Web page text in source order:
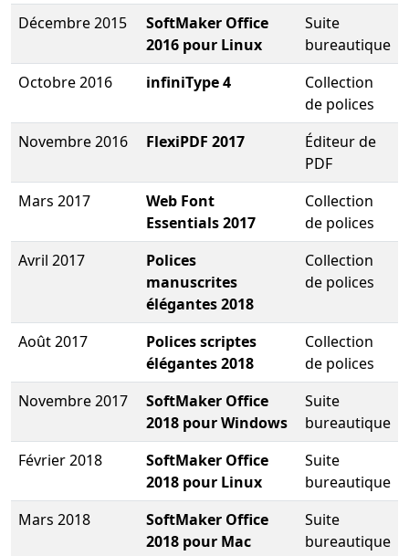
Décembre 2015
SoftMaker Office
2016 pour Linux
Suite
bureautique
Octobre 2016
infiniType 4
Collection
de polices
Novembre 2016
FlexiPDF 2017
Éditeur de
PDF
Mars 2017
Web Font
Essentials 2017
Collection
de polices
Avril 2017
Polices
manuscrites
élégantes 2018
Collection
de polices
Août 2017
Polices scriptes
élégantes 2018
Collection
de polices
Novembre 2017
SoftMaker Office
2018 pour Windows
Suite
bureautique
Février 2018
SoftMaker Office
2018 pour Linux
Suite
bureautique
Mars 2018
SoftMaker Office
2018 pour Mac
Suite
bureautique